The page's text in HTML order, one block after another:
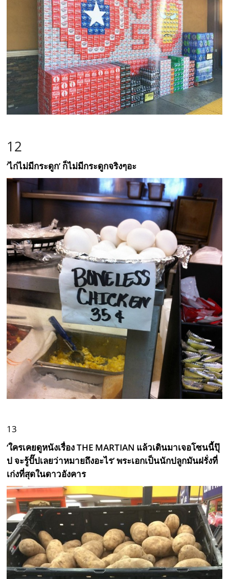
12
‘ไก่ไม่มีกระดูก’ ก็ไม่มีกระดูกจริงๆอะ
13
‘ใครเคยดูหนังเรื่อง THE MARTIAN แล้วเดินมาเจอโซนนี้ปุ๊
ป จะรู้ปั๊ปเลยว่าหมายถึงอะไร’ พระเอกเป็นนักปลูกมันฝรั่งที่
เก่งที่สุดในดาวอังคาร